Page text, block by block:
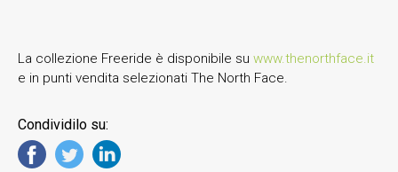
La collezione Freeride è disponibile su www.thenorthface.it
e in punti vendita selezionati The North Face.
Condividilo su: